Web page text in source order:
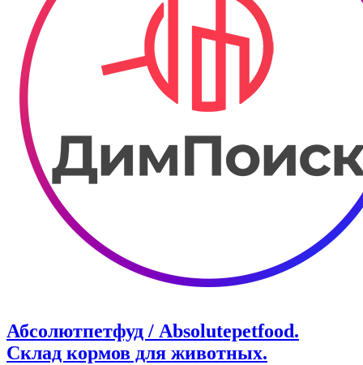
Абсолютпетфуд / Absolutepetfood.
Склад кормов для животных.